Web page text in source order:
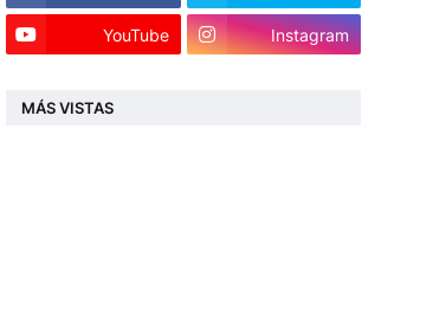
YouTube Instagram
MÁS VISTAS